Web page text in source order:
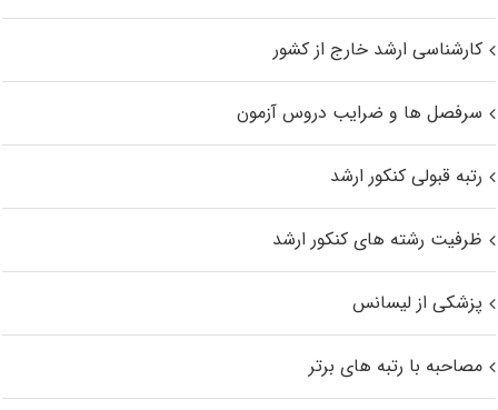
کارشناسی ارشد خارج از کشور
سرفصل ها و ضرایب دروس آزمون
رتبه قبولی کنکور ارشد
ظرفیت رشته های کنکور ارشد
پزشکی از لیسانس
مصاحبه با رتبه های برتر